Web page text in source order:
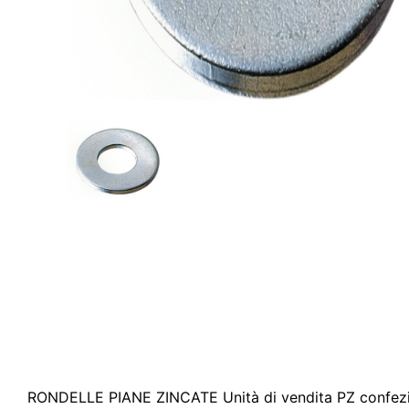
RONDELLE PIANE ZINCATE Unità di vendita PZ